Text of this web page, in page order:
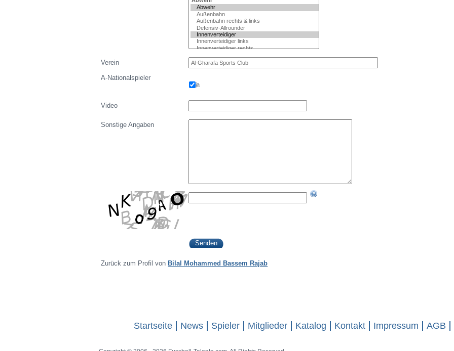
Verein
A-Nationalspieler
ja
Video
Sonstige Angaben
Zurück zum Profil von Bilal Mohammed Bassem Rajab
Startseite News Spieler Mitglieder Katalog Kontakt Impressum AGB